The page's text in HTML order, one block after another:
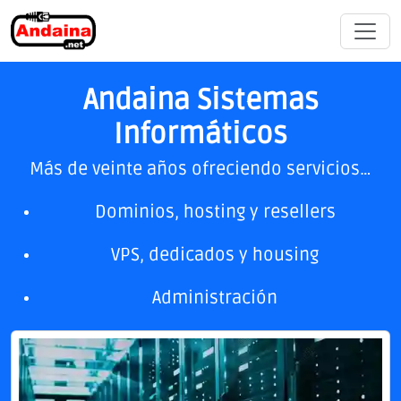
Andaina Sistemas
Informáticos
Más de veinte años ofreciendo servicios…
Dominios, hosting y resellers
VPS, dedicados y housing
Administración